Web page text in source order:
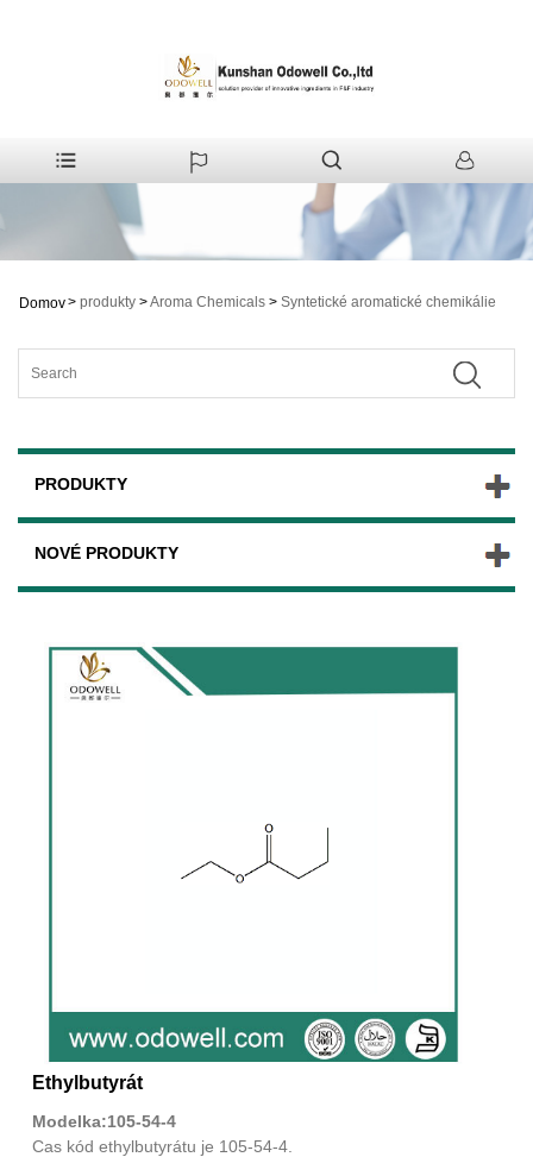
Domov> produkty >Aroma Chemicals > Syntetické aromatické chemikálie
PRODUKTY
NOVÉ PRODUKTY
Ethylbutyrát
Modelka:105-54-4
Cas kód ethylbutyrátu je 105-54-4.